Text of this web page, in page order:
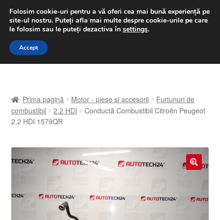
LIVRARE de la 33 lei
luni-vineri 9 a.m. - 4 p.m.031 229 6816
Sari
Sari
A lua legatura
Coș
Finalizare comandă
Prima pagină Motor - piese si accesorii
Furtunuri de
combustibil
2.2 HDI
Conductă Combustibil Citroën Peugeot
2.2 HDI 1579QR
Folosim cookie-uri pentru a vă oferi cea mai bună experiență pe
site-ul nostru. Puteți afla mai multe despre cookie-urile pe care
le folosim sau le puteți dezactiva în settings.
Accept